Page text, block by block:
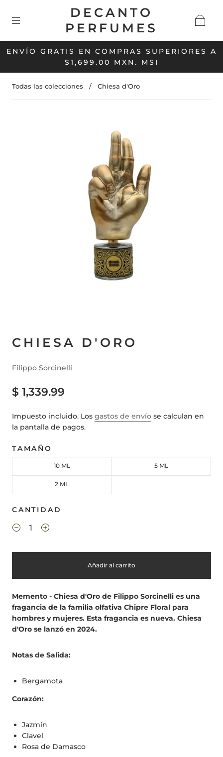
ENVÍO GRATIS EN COMPRAS SUPERIORES A
$1,699.00 MXN. MSI
DECANTO
PERFUMES
Todas las colecciones / Chiesa d'Oro
CHIESA D'ORO
Filippo Sorcinelli
$ 1,339.99
Impuesto incluido. Los gastos de envío se calculan en
la pantalla de pagos.
TAMAÑO
10 ML 5 ML
2 ML
CANTIDAD
Añadir al carrito
Memento - Chiesa d'Oro de Filippo Sorcinelli es una
fragancia de la familia olfativa Chipre Floral para
hombres y mujeres. Esta fragancia es nueva. Chiesa
d'Oro se lanzó en 2024.
Notas de Salida:
Bergamota
Corazón:
Jazmín
Clavel
Rosa de Damasco